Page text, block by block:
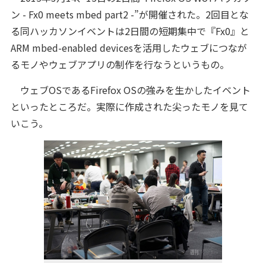
ン - Fx0 meets mbed part2 -”が開催された。2回目とな
る同ハッカソンイベントは2日間の短期集中で『Fx0』と
ARM mbed-enabled devicesを活用したウェブにつなが
るモノやウェブアプリの制作を行なうというもの。
ウェブOSであるFirefox OSの強みを生かしたイベント
といったところだ。実際に作成された尖ったモノを見て
いこう。